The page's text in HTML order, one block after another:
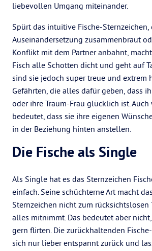
liebevollen Umgang miteinander.
Spürt das intuitive Fische-Sternzeichen,
Auseinandersetzung zusammenbraut
Konflikt mit dem Partner anbahnt,
Fisch alle Schotten dicht und geht auf
sind sie jedoch super treue und extrem
Gefährten, die alles dafür geben, dass
oder ihre Traum-Frau glücklich ist. Auch
bedeutet, dass sie ihre eigenen
in der Beziehung hinten anstellen.
Die Fische als Single
Als Single hat es das Sternzeichen
einfach. Seine schüchterne Art macht
Sternzeichen nicht zum rücksichtslosen
alles mitnimmt. Das bedeutet aber
gern flirten. Die zurückhaltenden
sich nur lieber entspannt zurück und